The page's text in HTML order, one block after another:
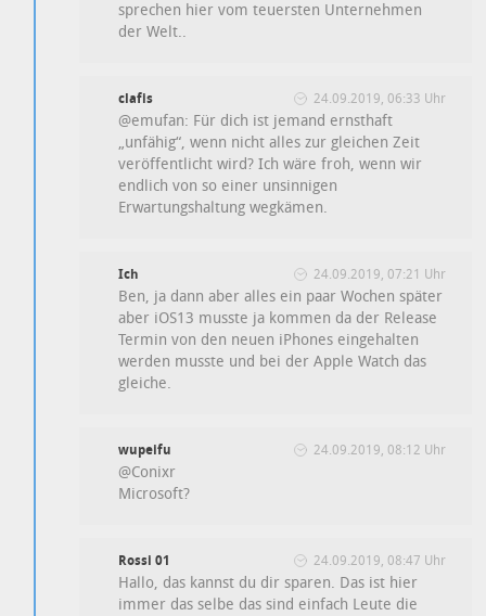
sprechen hier vom teuersten Unternehmen
der Welt..
clafis 24.09.2019, 06:33 Uhr
@emufan: Für dich ist jemand ernsthaft
„unfähig“, wenn nicht alles zur gleichen Zeit
veröffentlicht wird? Ich wäre froh, wenn wir
endlich von so einer unsinnigen
Erwartungshaltung wegkämen.
Ich 24.09.2019, 07:21 Uhr
Ben, ja dann aber alles ein paar Wochen später
aber iOS13 musste ja kommen da der Release
Termin von den neuen iPhones eingehalten
werden musste und bei der Apple Watch das
gleiche.
wupeifu 24.09.2019, 08:12 Uhr
@Conixr
Microsoft?
Rossi 01 24.09.2019, 08:47 Uhr
Hallo, das kannst du dir sparen. Das ist hier
immer das selbe das sind einfach Leute die